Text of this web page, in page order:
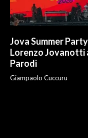
Jova Summer
Lorenzo Jovanotti
Parodi
Giampaolo Cuccuru